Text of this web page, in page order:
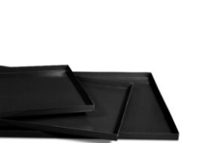
/ DETAILS